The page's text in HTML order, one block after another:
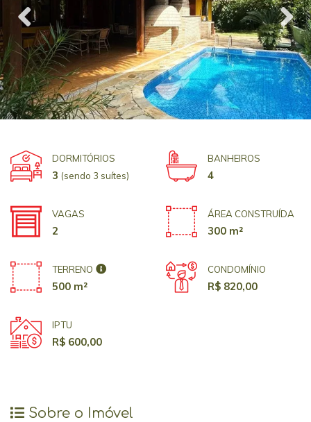
DORMITÓRIOS
3 (sendo 3 suítes)
BANHEIROS
4
VAGAS
2
ÁREA CONSTRUÍDA
300 m²
TERRENO
500 m²
CONDOMÍNIO
R$ 820,00
IPTU
R$ 600,00
Sobre o Imóvel